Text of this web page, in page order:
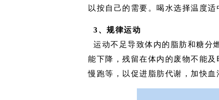
以按自己的需要。喝水选择温度
3、规律运动
运动不足导致体内的脂肪和糖分
能下降，残留在体内的废物不能及
慢跑等，以促进脂肪代谢，加快血